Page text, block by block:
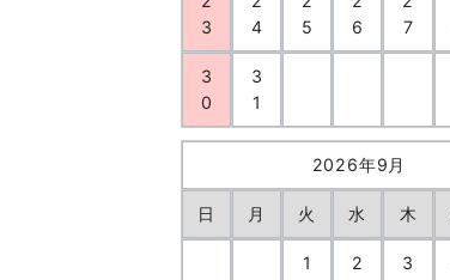
3
4
5
6
7
3
0
3
1
2026年9月
日 月 火 水 木
1 2 3